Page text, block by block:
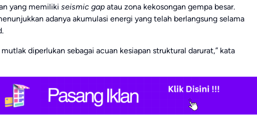
yang memiliki seismic gap atau zona kekosongan gempa besar.
adanya akumulasi energi yang telah berlangsung selama
diperlukan sebagai acuan kesiapan struktural darurat,” kata